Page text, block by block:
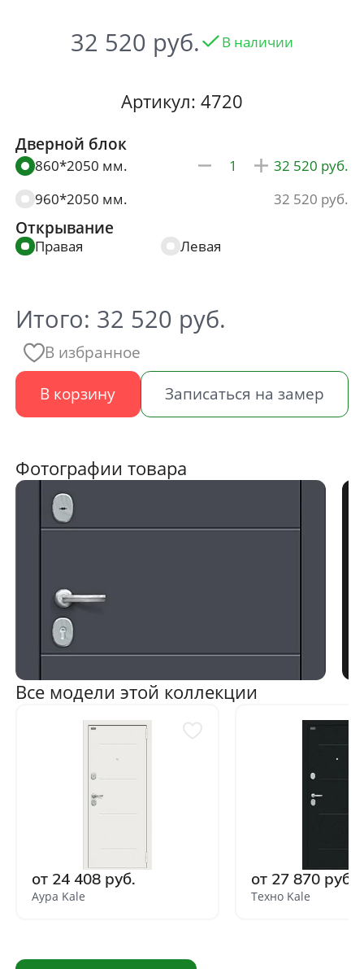
32 520 В наличии
Артикул: 4720
Дверной блок
860*2050 мм.
32 520
960*2050 мм.
32 520
Открывание
Правая Левая
Итого: 32 520 руб.
В избранное
В корзину
Записаться на замер
Фотографии товара
Все модели этой коллекции
от 24 408 руб.
Аура Kale
от 27 870 руб.
Техно Kale